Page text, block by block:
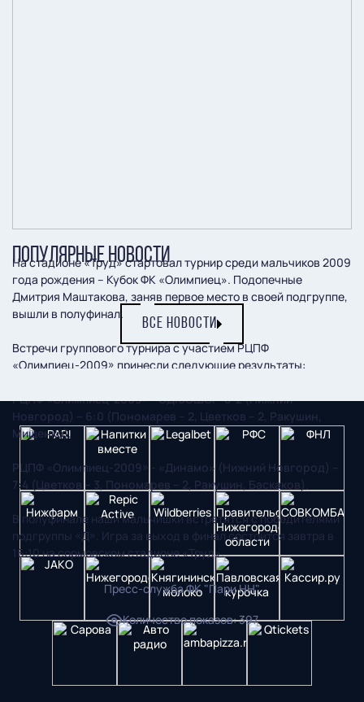
На стадионе «Труд» стартовал турнир среди мальчиков 2009
года рождения – Кубок ФК «Олимпиец». Подопечные
Дмитрия Маштакова, заняв первое место в своей подгруппе,
вышли в полуфинал.
Встречи группового турнира с участием РЦПФ
«Олимпиец-2009» принесли следующие результаты:
РЦПФ «Олимпиец-2009» - СДЮСШОР-8-2 (Нижний
Новгород) – 6:0 (Пономарев – 2, Цветков – 2, Ракушин,
Мищенко).
РЦПФ «Олимпиец-2009» - «Динамо» (Нижний Новгород) –
7:4 (Цветков – 3, Пономарев – 2, Ракушин, Баскаков).
В полуфинале наши мальчишки встретятся с победителями
подгруппы «Д». Игра за выход в финал состоится завтра в
16:10 на сормовском стадионе «Труд».
Пресс-служба ФК "Пари НН"
Количество показов:397
ПОПУЛЯРНЫЕ НОВОСТИ
ВСЕ НОВОСТИ